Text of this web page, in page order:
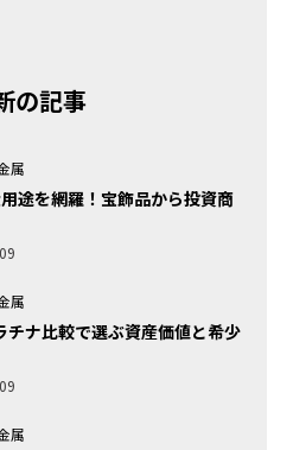
の記事
属
途を網羅！宝飾品から投資商
属
チナ比較で選ぶ資産価値と希少
属